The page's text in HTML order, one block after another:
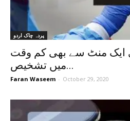
پردہ چاک اردو
ایک منٹ سے بھی کم وقت
میں تشخیص...
Faran Waseem - October 29, 2020